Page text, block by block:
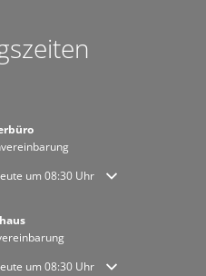
oder Schließzeiten
um 08:30 Uhr
oder Schließzeiten
um 08:30 Uhr